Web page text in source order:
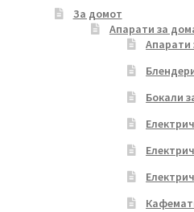
За домот
Апарати за
Апарати
Бокали